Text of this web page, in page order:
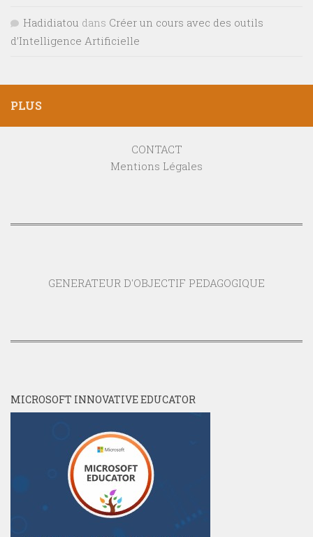
Hadidiatou dans Créer un cours avec des outils
d’Intelligence Artificielle
PLUS
CONTACT
Mentions Légales
GENERATEUR D'OBJECTIF PEDAGOGIQUE
MICROSOFT INNOVATIVE EDUCATOR